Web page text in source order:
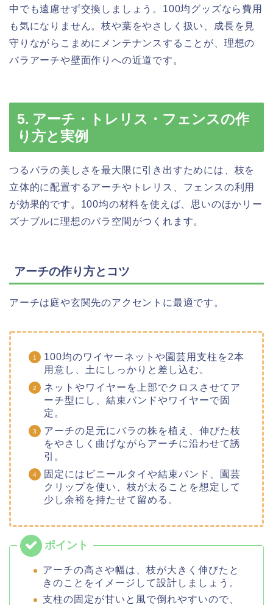
中でも遠慮せず交換しましょう。100均グッズなら費用
も気になりません。枝や葉をやさしく扱い、成長を見
守りながらこまめにメンテナンスすることが、理想の
バラアーチや壁面作りへの近道です。
5. アーチ・トレリス・フェンスの作
り方と実例
つるバラの美しさを最大限に引き出すためには、枝を
立体的に配置するアーチやトレリス、フェンスの利用
が効果的です。100均の材料を使えば、思いのほかリー
ズナブルに理想のバラ空間がつくれます。
アーチの作り方とコツ
アーチは庭や玄関先のアクセントに最適です。
100均のワイヤーネットや園芸用支柱を2本
用意し、土にしっかりと差し込む。
ネットやワイヤーを上部でクロスさせてア
ーチ型にし、結束バンドやワイヤーで固
定。
アーチの足元にバラの株を植え、伸びた枝
をやさしく曲げながらアーチに沿わせて誘
引。
固定にはビニールタイや結束バンド、園芸
クリップを使い、枝が太ることを想定して
少し余裕を持たせて留める。
アーチの高さや幅は、枝が大きく伸びたと
きのことをイメージして設計しましょう。
支柱の固定が甘いと風で倒れやすいので、